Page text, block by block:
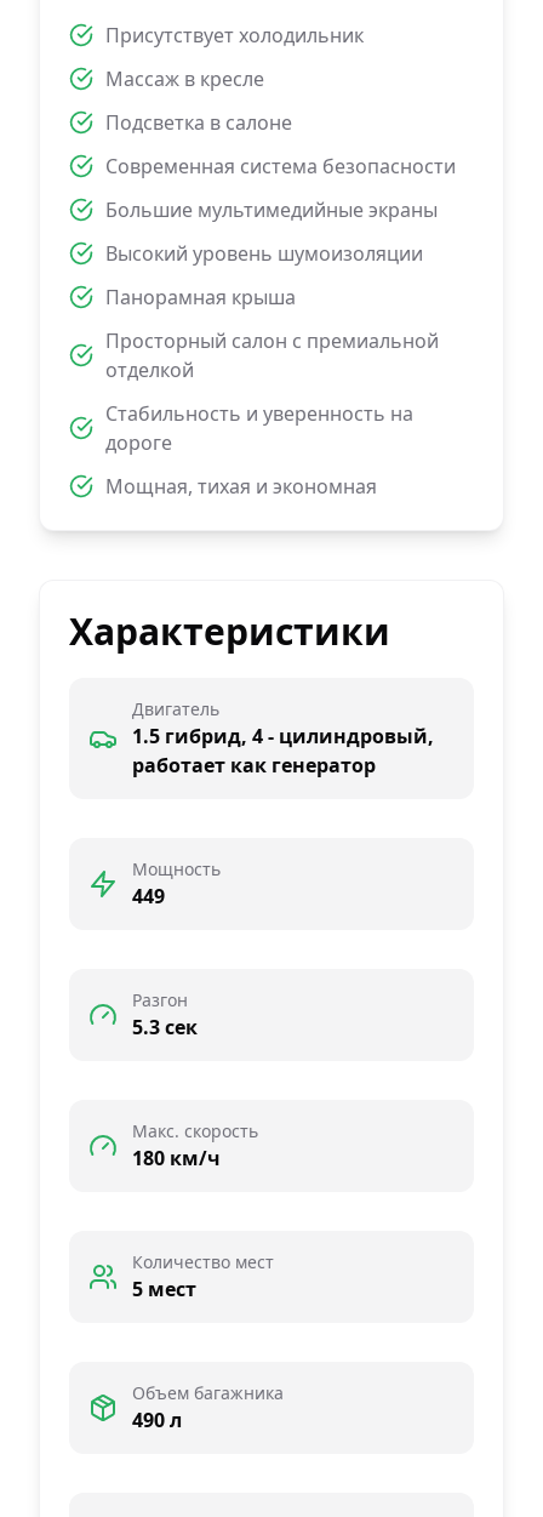
Присутствует холодильник
Массаж в кресле
Подсветка в салоне
Современная система безопасности
Большие мультимедийные экраны
Высокий уровень шумоизоляции
Панорамная крыша
Просторный салон с премиальной
отделкой
Стабильность и уверенность на
дороге
Мощная, тихая и экономная
Характеристики
Двигатель
1.5 гибрид, 4 - цилиндровый,
работает как генератор
Мощность
449
Разгон
5.3 сек
Макс. скорость
180 км/ч
Количество мест
5 мест
Объем багажника
490 л